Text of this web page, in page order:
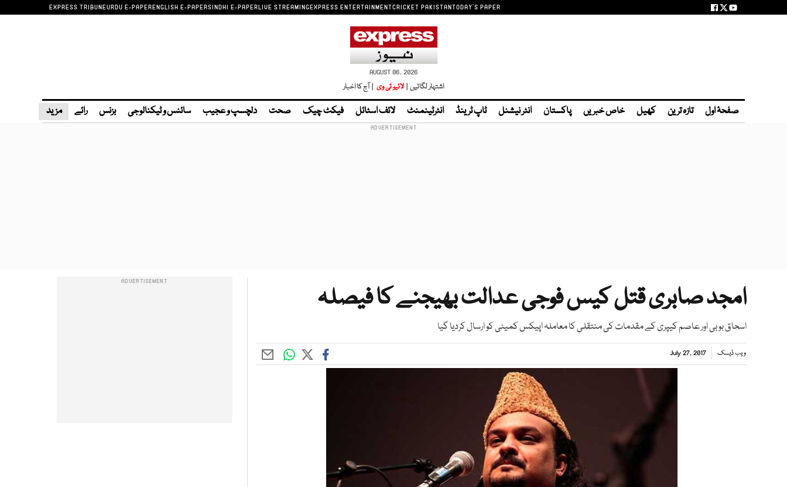
EXPRESS TRIBUNEURDU E-PAPERENGLISH E-PAPERSINDHI E-PAPERLIVE STREAMINGEXPRESS ENTERTAINMENTCRICKET PAKISTANTODAY'S PAPER
AUGUST 06, 2026
اشتہار لگائیں | لائیو ٹی وی | آج کا اخبار
صفحۂ اول تازہ ترین کھیل خاص خبریں پاکستان انٹر نیشنل ٹاپ ٹرینڈ انٹرٹینمنٹ لائف اسٹائل فیکٹ چیک صحت دلچسپ و عجیب سائنس و ٹیکنالوجی بزنس رائے مزید
امجد صابری قتل کیس فوجی عدالت بھیجنے کا فیصلہ
اسحاق بوبی اور عاصم کیپری کے مقدمات کی منتقلی کا معاملہ اپیکس کمیٹی کو ارسال کردیا گیا
ویب ڈیسک July 27, 2017